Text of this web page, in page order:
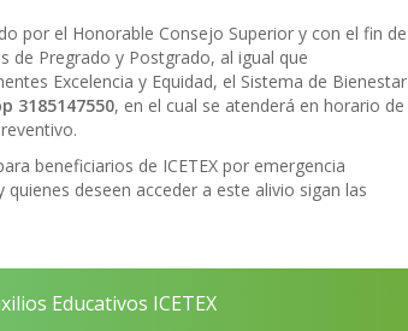
por el Honorable Consejo Superior y con el fin de
de Pregrado y Postgrado, al igual que
Excelencia y Equidad, el Sistema de Bienestar
3185147550, en el cual se atenderá en horario de
beneficiarios de ICETEX por emergencia
deseen acceder a este alivio sigan las
Educativos ICETEX